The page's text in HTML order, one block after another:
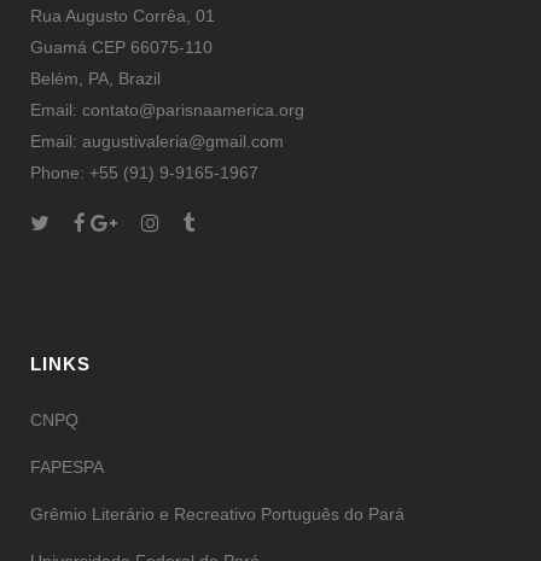
Rua Augusto Corrêa, 01
Guamá CEP 66075-110
Belém, PA, Brazil
Email: contato@parisnaamerica.org
Email: augustivaleria@gmail.com
Phone: +55 (91) 9-9165-1967
LINKS
CNPQ
FAPESPA
Grêmio Literário e Recreativo Português do Pará